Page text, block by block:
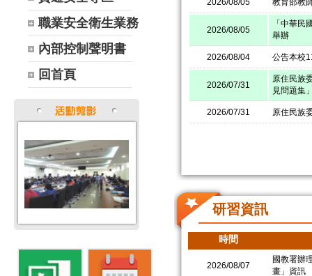
職業安全衛生業務
內部控制聲明書
回首頁
2026/08/05 教育部教
2026/08/05
「中華
舉辦
2026/08/04 公告本校
2026/07/31
原住民族
見問題集
2026/07/31 原住民族
研習資訊
時間
2026/08/07
國教署辦
畫」資訊